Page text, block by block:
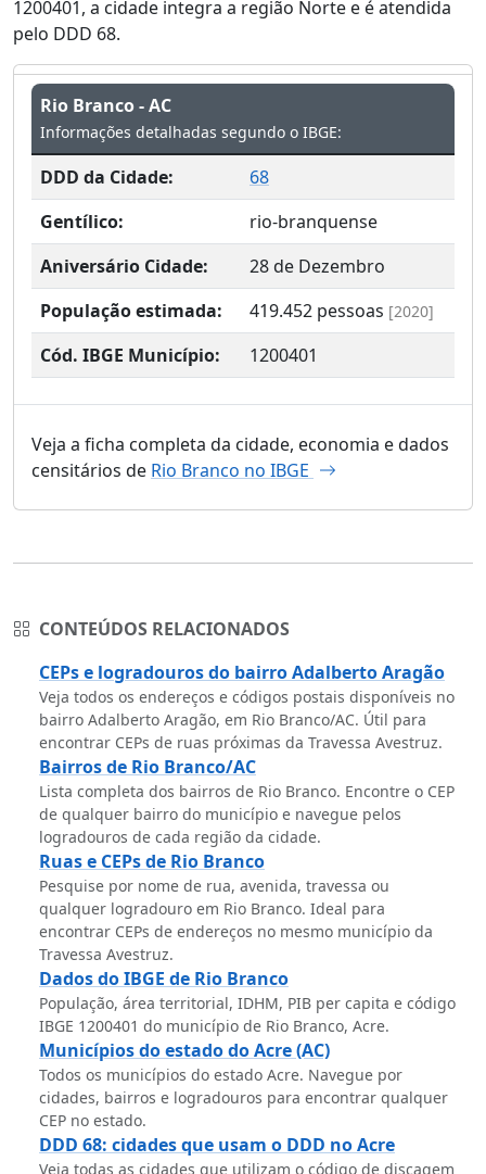
1200401, a cidade integra a região Norte e é atendida
pelo DDD 68.
Rio Branco - AC
Informações detalhadas segundo o IBGE:
DDD da Cidade:
68
Gentílico:
rio-branquense
Aniversário Cidade:
28 de Dezembro
População estimada:
419.452 pessoas [2020]
Cód. IBGE Município: 1200401
Veja a ficha completa da cidade, economia e dados
censitários de Rio Branco no IBGE
CONTEÚDOS RELACIONADOS
CEPs e logradouros do bairro Adalberto Aragão
Veja todos os endereços e códigos postais disponíveis no
bairro Adalberto Aragão, em Rio Branco/AC. Útil para
encontrar CEPs de ruas próximas da Travessa Avestruz.
Bairros de Rio Branco/AC
Lista completa dos bairros de Rio Branco. Encontre o CEP
de qualquer bairro do município e navegue pelos
logradouros de cada região da cidade.
Ruas e CEPs de Rio Branco
Pesquise por nome de rua, avenida, travessa ou
qualquer logradouro em Rio Branco. Ideal para
encontrar CEPs de endereços no mesmo município da
Travessa Avestruz.
Dados do IBGE de Rio Branco
População, área territorial, IDHM, PIB per capita e código
IBGE 1200401 do município de Rio Branco, Acre.
Municípios do estado do Acre (AC)
Todos os municípios do estado Acre. Navegue por
cidades, bairros e logradouros para encontrar qualquer
CEP no estado.
DDD 68: cidades que usam o DDD no Acre
Veja todas as cidades que utilizam o código de discagem